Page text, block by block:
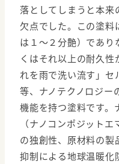
落としてしまうと本来
欠点でした。この塗料
は１～２分艶）であり
くはそれ以上の耐久
れを雨で洗い流す」セ
等、ナノテクノロジー
機能を持つ塗料です。
（ナノコンポジット
の独創性、原材料の製
抑制による地球温暖化